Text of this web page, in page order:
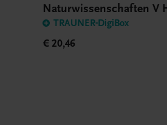
Naturwissenschaften V
TRAUNER-DigiBox
€ 20,46